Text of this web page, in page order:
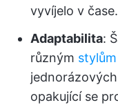
vyvíjelo v čase.
Adaptabilita:
různým stylům
opakující se